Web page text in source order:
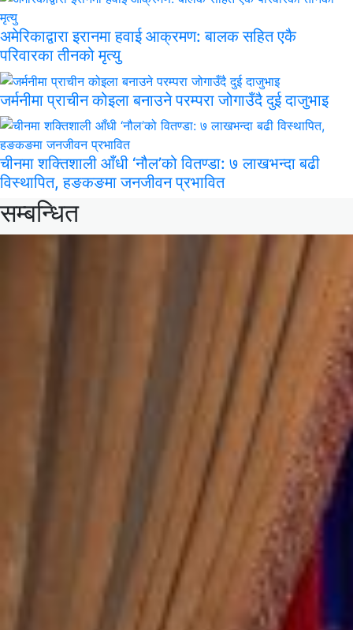
अमेरिकाद्वारा इरानमा हवाई आक्रमण: बालक सहित एकै
परिवारका तीनको मृत्यु
जर्मनीमा प्राचीन कोइला बनाउने परम्परा जोगाउँदै दुई दाजुभाइ
चीनमा शक्तिशाली आँधी ‘नौल’को वितण्डा: ७ लाखभन्दा बढी
विस्थापित, हङकङमा जनजीवन प्रभावित
सम्बन्धित